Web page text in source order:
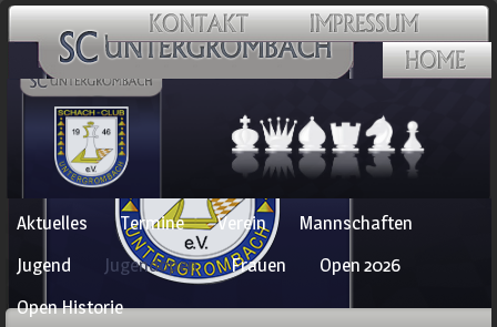
Navigation
überspringen
Aktuelles Termine Verein
Mannschaften
Jugend
Jugendopen Frauen
Open 2026
Open Historie